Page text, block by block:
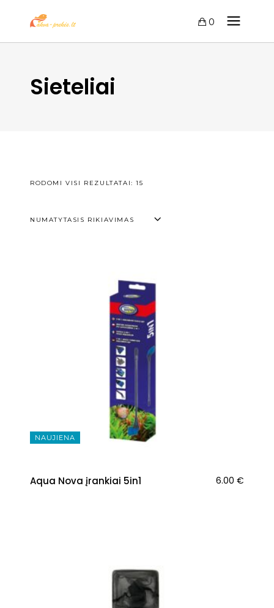
0
Sieteliai
RODOMI VISI REZULTATAI: 15
NUMATYTASIS RIKIAVIMAS
NAUJIENA
Aqua Nova įrankiai 5in1 6.00 €